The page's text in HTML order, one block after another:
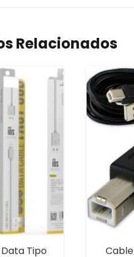
Relacionados
Tipo